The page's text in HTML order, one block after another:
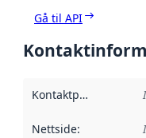
Gå til API
Kontaktpunkt
Nettside: